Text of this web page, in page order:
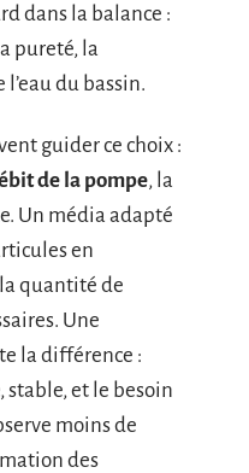
dans la balance :
pureté, la
du bassin.
guider ce choix :
de la pompe, la
Un média adapté
en
quantité de
Une
la différence :
stable, et le besoin
moins de
des